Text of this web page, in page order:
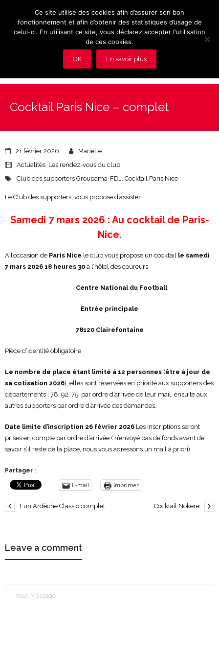
Vidéos
Adhérez au Club
Cocktail Paris Nice – complet
21 février 2026
Marielle
Actualités, Les rendez-vous du club
Club des supporters Groupama-FDJ, Cocktail Paris Nice
Le Club des supporters, vous propose d’assister
Samedi 7 mars 2026 : Au cocktail de Paris-
Nice.
A l’occasion de Paris Nice le club vous propose un cocktail le samedi
7 mars 2026 18 heures 30 à l’hôtel des coureurs.
Centre National du Football
Entrée principale
78120 Clairefontaine
Pièce d’identité obligatoire
Le nombre de place étant limité à 12 personnes (être à jour de
sa cotisation 2026), elles sont réservées en priorité aux supporters des
départements : 78, 92, 75, par ordre d’arrivée de leur mail, ensuite aux
autres supporters par ordre d’arrivée des demandes.
Date limite d’inscription 26 février 2026 Les inscriptions seront
prises en compte par ordre d’arrivée ( n’envoyé pas de fonds avant de
savoir s’il reste de la place, nous vous adressons un mail à priori).
Partager :
E-mail Imprimer
Fun Ardèche Classic complet Cocktail Nokere
Leave a comment
Ce site utilise des cookies afin d’assurer son bon
fonctionnement et afin d’obtenir des statistiques d’usage de
celui-ci. En utilisant ce site, vous déclarez accepter l'utilisation
de ces cookies.
OK En savoir plus